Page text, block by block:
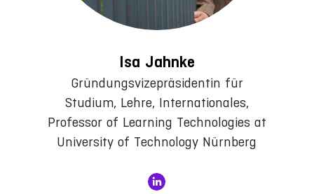
Isa Jahnke
Gründungsvizepräsidentin für
Studium, Lehre, Internationales,
Professor of Learning Technologies at
University of Technology Nürnberg